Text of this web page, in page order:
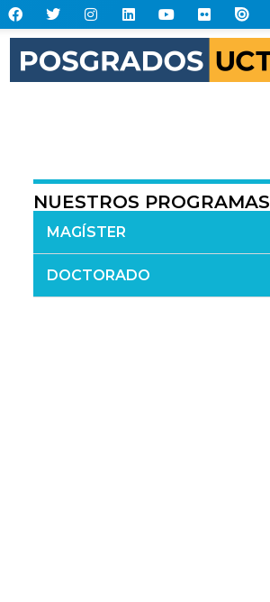
NUESTROS PROGRAMAS
MAGÍSTER
DOCTORADO